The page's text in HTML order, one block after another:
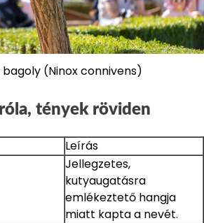
(Ninox connivens)
tények röviden
Leírás
Jellegzetes,
kutyaugatásra
emlékeztető hangja
miatt kapta a nevét.